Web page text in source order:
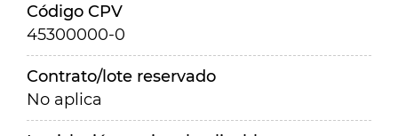
Código CPV
45300000-0
Contrato/lote reservado
No aplica